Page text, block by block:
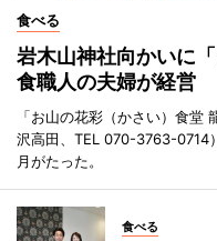
食べる
岩木山神社向かいに
食職人の夫婦が経営
「お山の花彩（かさい）食堂
沢高田、TEL 070-3763-0714
月がたった。
食べる